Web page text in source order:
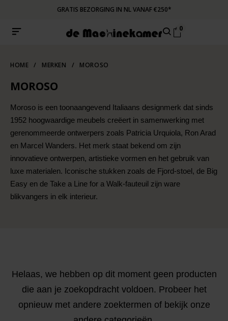
GRATIS BEZORGING IN NL VANAF €250*
0
HOME / MERKEN / MOROSO
MOROSO
Moroso is een toonaangevend Italiaans designmerk dat sinds
1952 hoogwaardige meubels creëert in samenwerking met
gerenommeerde ontwerpers zoals Patricia Urquiola, Ron Arad
en Marcel Wanders. Het merk staat bekend om zijn
innovatieve ontwerpen, artistieke vormen en het gebruik van
luxe materialen. Iconische stukken zoals de Fjord-stoel, de Big
Easy en de Take a Line for a Walk-fauteuil zijn ware
blikvangers in elk interieur.
Helaas, we hebben op dit moment geen producten
die aan je zoekopdracht voldoen. Probeer het
opnieuw met andere zoektermen of bekijk onze